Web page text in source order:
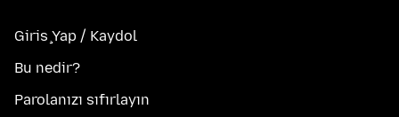
Giriş Yap / Kaydol
Bu nedir?
Parolanızı sıfırlayın